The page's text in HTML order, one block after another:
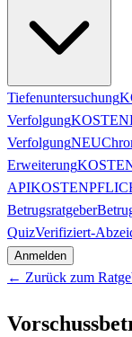
Tiefenuntersuchung
Verfolgung
VerfolgungNEU
Erweiterung
API
Betrugsratgeber
QuizVerifiziert-
Anmelden
← Zurück zum